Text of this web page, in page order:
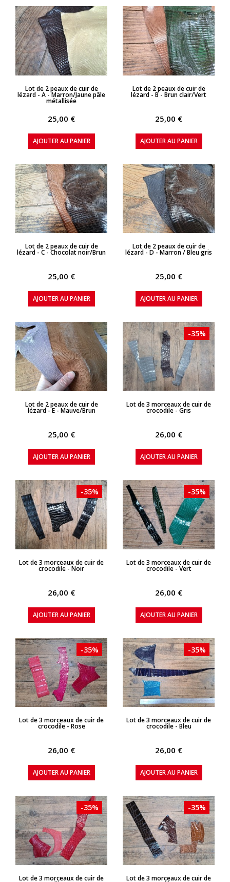
APERÇU RAPIDE
Lot de 2 peaux de cuir de
lézard - A - Marron/Jaune pâle
métallisée
25,00 €
AJOUTER AU PANIER
APERÇU RAPIDE
Lot de 2 peaux de cuir de
lézard - B - Brun clair/Vert
25,00 €
AJOUTER AU PANIER
APERÇU RAPIDE
Lot de 2 peaux de cuir de
lézard - C - Chocolat noir/Brun
25,00 €
AJOUTER AU PANIER
APERÇU RAPIDE
Lot de 2 peaux de cuir de
lézard - D - Marron / Bleu gris
25,00 €
AJOUTER AU PANIER
APERÇU RAPIDE
Lot de 2 peaux de cuir de
lézard - E - Mauve/Brun
25,00 €
AJOUTER AU PANIER
APERÇU RAPIDE
-35%
Lot de 3 morceaux de cuir de
crocodile - Gris
26,00 €
AJOUTER AU PANIER
APERÇU RAPIDE
-35%
Lot de 3 morceaux de cuir de
crocodile - Noir
26,00 €
AJOUTER AU PANIER
APERÇU RAPIDE
-35%
Lot de 3 morceaux de cuir de
crocodile - Vert
26,00 €
AJOUTER AU PANIER
APERÇU RAPIDE
-35%
Lot de 3 morceaux de cuir de
crocodile - Rose
26,00 €
AJOUTER AU PANIER
APERÇU RAPIDE
-35%
Lot de 3 morceaux de cuir de
crocodile - Bleu
26,00 €
AJOUTER AU PANIER
APERÇU RAPIDE
-35%
Lot de 3 morceaux de cuir de APERÇU RAPIDE
-35%
Lot de 3 morceaux de cuir de